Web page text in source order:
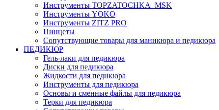
Инструменты TOPZATOCHKA_MSK
Инструменты YOKO
Инструменты ZITZ PRO
Пинцеты
Сопутствующие товары для маникюра и педикюра
ПЕДИКЮР
Гель-лаки для педикюра
Диски для педикюра
Жидкости для педикюра
Инструменты для педикюра
Основы и сменные файлы для педикюра
Терки для педикюра